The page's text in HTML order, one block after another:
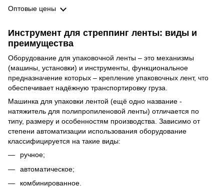
Оптовые цены
Инструмент для стреппинг ленты: виды и
преимущества
Оборудование для упаковочной ленты – это механизмы
(машины, установки) и инструменты, функциональное
предназначение которых – крепление упаковочных лент, что
обеспечивает надёжную транспортировку груза.
Машинка для упаковки лентой (ещё одно название -
натяжитель для полипропиленовой ленты) отличается по
типу, размеру и особенностям производства. Зависимо от
степени автоматизации использования оборудование
классифицируется на такие виды:
ручное;
автоматическое;
комбинированное.